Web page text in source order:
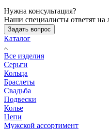
Нужна консультация?
Наши специалисты ответят
Задать вопрос
Каталог
Все изделия
Серьги
Кольца
Браслеты
Свадьба
Подвески
Колье
Цепи
Мужской ассортимент